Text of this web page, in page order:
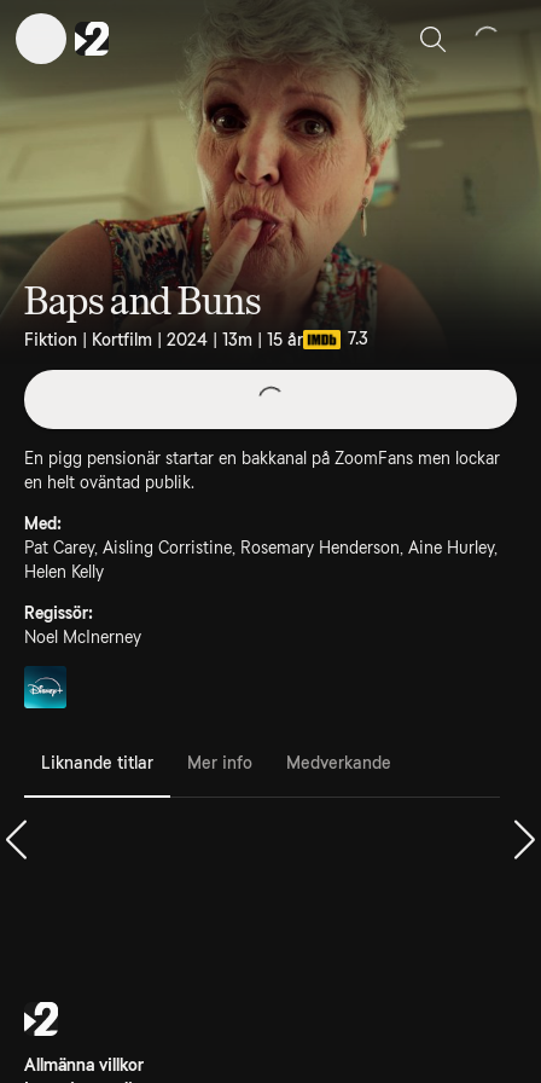
Sök
Baps and Buns
Fiktion | Kortfilm | 2024 | 13m | 15 år 7.3
En pigg pensionär startar en bakkanal på ZoomFans men lockar
en helt oväntad publik.
Med:
Pat Carey, Aisling Corristine, Rosemary Henderson, Aine Hurley,
Helen Kelly
Regissör:
Noel McInerney
Liknande titlar Mer info Medverkande
Allmänna villkor